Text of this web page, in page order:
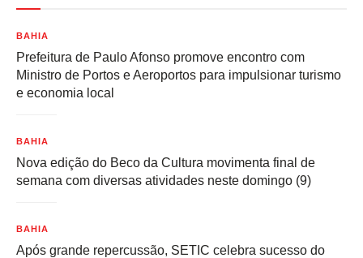
BAHIA
Prefeitura de Paulo Afonso promove encontro com
Ministro de Portos e Aeroportos para impulsionar turismo
e economia local
BAHIA
Nova edição do Beco da Cultura movimenta final de
semana com diversas atividades neste domingo (9)
BAHIA
Após grande repercussão, SETIC celebra sucesso do